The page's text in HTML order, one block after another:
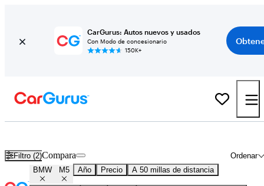
CarGurus: Autos nuevos y usados
Con Modo de concesionario
150K+
Filtro (2) Ordenar
Compara
BMW M5 Año Precio A 50 millas de distancia